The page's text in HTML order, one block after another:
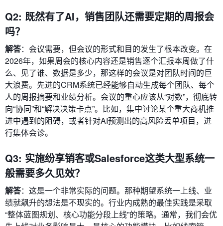
Q2: 既然有了AI，销售团队还需要定期的周报会
吗？
解答：会议需要，但会议的形式和目的发生了根本改变。在
2026年，如果周会的核心内容还是销售逐个汇报本周做了什
么、见了谁、数据是多少，那这样的会议是对团队时间的巨
大浪费。先进的CRM系统已经能够自动生成每个团队、每个
人的周报摘要和业绩分析。会议的重心应该从“对数”，彻底转
向“协同”和“解决决策卡点”。比如，集中讨论某个重大商机推
进中遇到的阻碍，或者针对AI预测出的高风险丢单项目，进
行集体会诊。
Q3: 实施纷享销客或Salesforce这类大型系统一
般需要多久见效？
解答：这是一个非常实际的问题。那种期望系统一上线、业
绩就飙升的想法是不现实的。行业内成熟的最佳实践是采取
“整体蓝图规划、核心功能分段上线”的策略。通常，我们会优